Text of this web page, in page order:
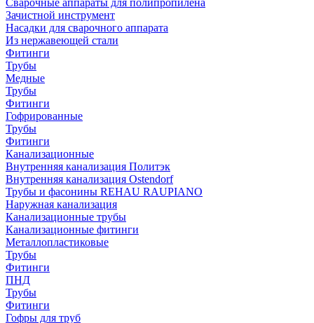
Сварочные аппараты для полипропилена
Зачистной инструмент
Насадки для сварочного аппарата
Из нержавеющей стали
Фитинги
Трубы
Медные
Трубы
Фитинги
Гофрированные
Трубы
Фитинги
Канализационные
Внутренняя канализация Политэк
Внутренняя канализация Ostendorf
Трубы и фасонины REHAU RAUPIANO
Наружная канализация
Канализационные трубы
Канализационные фитинги
Металлопластиковые
Трубы
Фитинги
ПНД
Трубы
Фитинги
Гофры для труб